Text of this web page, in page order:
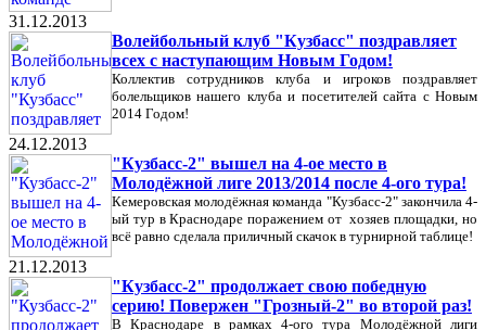
31.12.2013
Волейбольный клуб "Кузбасс" поздравляет
всех с наступающим Новым Годом!
Коллектив сотрудников клуба и игроков поздравляет
болельщиков нашего клуба и посетителей сайта с Новым
2014 Годом!
24.12.2013
"Кузбасс-2" вышел на 4-ое место в
Молодёжной лиге 2013/2014 после 4-ого тура!
Кемеровская молодёжная команда "Кузбасс-2" закончила 4-
ый тур в Краснодаре поражением от хозяев площадки, но
всё равно сделала приличный скачок в турнирной таблице!
21.12.2013
"Кузбасс-2" продолжает свою победную
серию! Повержен "Грозный-2" во второй раз!
В Краснодаре в рамках 4-ого тура Молодёжной лиги